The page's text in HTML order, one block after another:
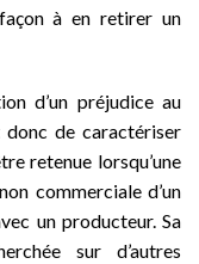
façon à en retirer un
d’un préjudice au
donc de caractériser
retenue lorsqu’une
commerciale d’un
un producteur. Sa
sur d’autres